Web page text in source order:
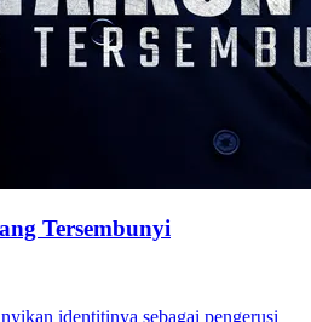
Tersembunyi
identitinya sebagai pengerusi